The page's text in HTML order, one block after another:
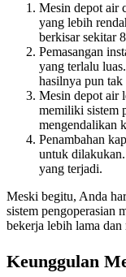
Mesin depot air
yang lebih
berkisar sekitar
Pemasangan
yang terlalu
hasilnya pun tak
Mesin depot air
memiliki sistem
mengendalikan
Penambahan
untuk
yang terjadi.
Meski begitu, Anda
sistem pengoperasian
bekerja lebih lama
Keunggulan